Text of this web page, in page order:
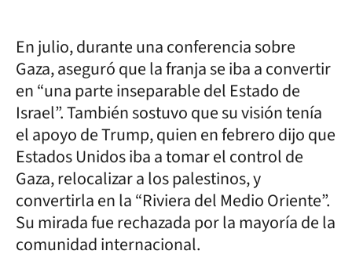
En julio, durante una conferencia sobre
Gaza, aseguró que la franja se iba a convertir
en “una parte inseparable del Estado de
Israel”. También sostuvo que su visión tenía
el apoyo de Trump, quien en febrero dijo que
Estados Unidos iba a tomar el control de
Gaza, relocalizar a los palestinos, y
convertirla en la “Riviera del Medio Oriente”.
Su mirada fue rechazada por la mayoría de la
comunidad internacional.